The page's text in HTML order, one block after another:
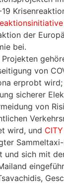
19
der
bei.
Projekten
von
erprobt wird;
sicherer
von
wird, und
und sich mit